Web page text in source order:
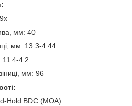
мм: 40
мм: 13.3-4.44
4.2
мм: 96
Hold BDC (MOA)